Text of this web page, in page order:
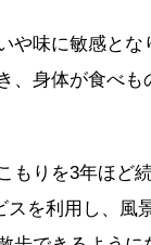
や味に敏感と
、身体が食べ
もりを3年ほど
スを利用し、風